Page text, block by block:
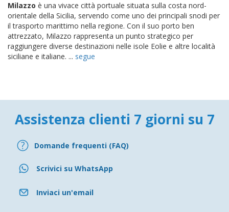
Milazzo è una vivace città portuale situata sulla costa nord-
orientale della Sicilia, servendo come uno dei principali snodi per
il trasporto marittimo nella regione. Con il suo porto ben
attrezzato, Milazzo rappresenta un punto strategico per
raggiungere diverse destinazioni nelle isole Eolie e altre località
siciliane e italiane. ... segue
Assistenza clienti 7 giorni su 7
Domande frequenti (FAQ)
Scrivici su WhatsApp
Inviaci un'email